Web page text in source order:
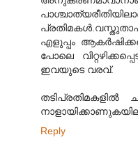
എളുപ്പം
പോലെ
ഇവയുടെ വരവ്.
തടിപ്രതിമകളില്‍
Reply